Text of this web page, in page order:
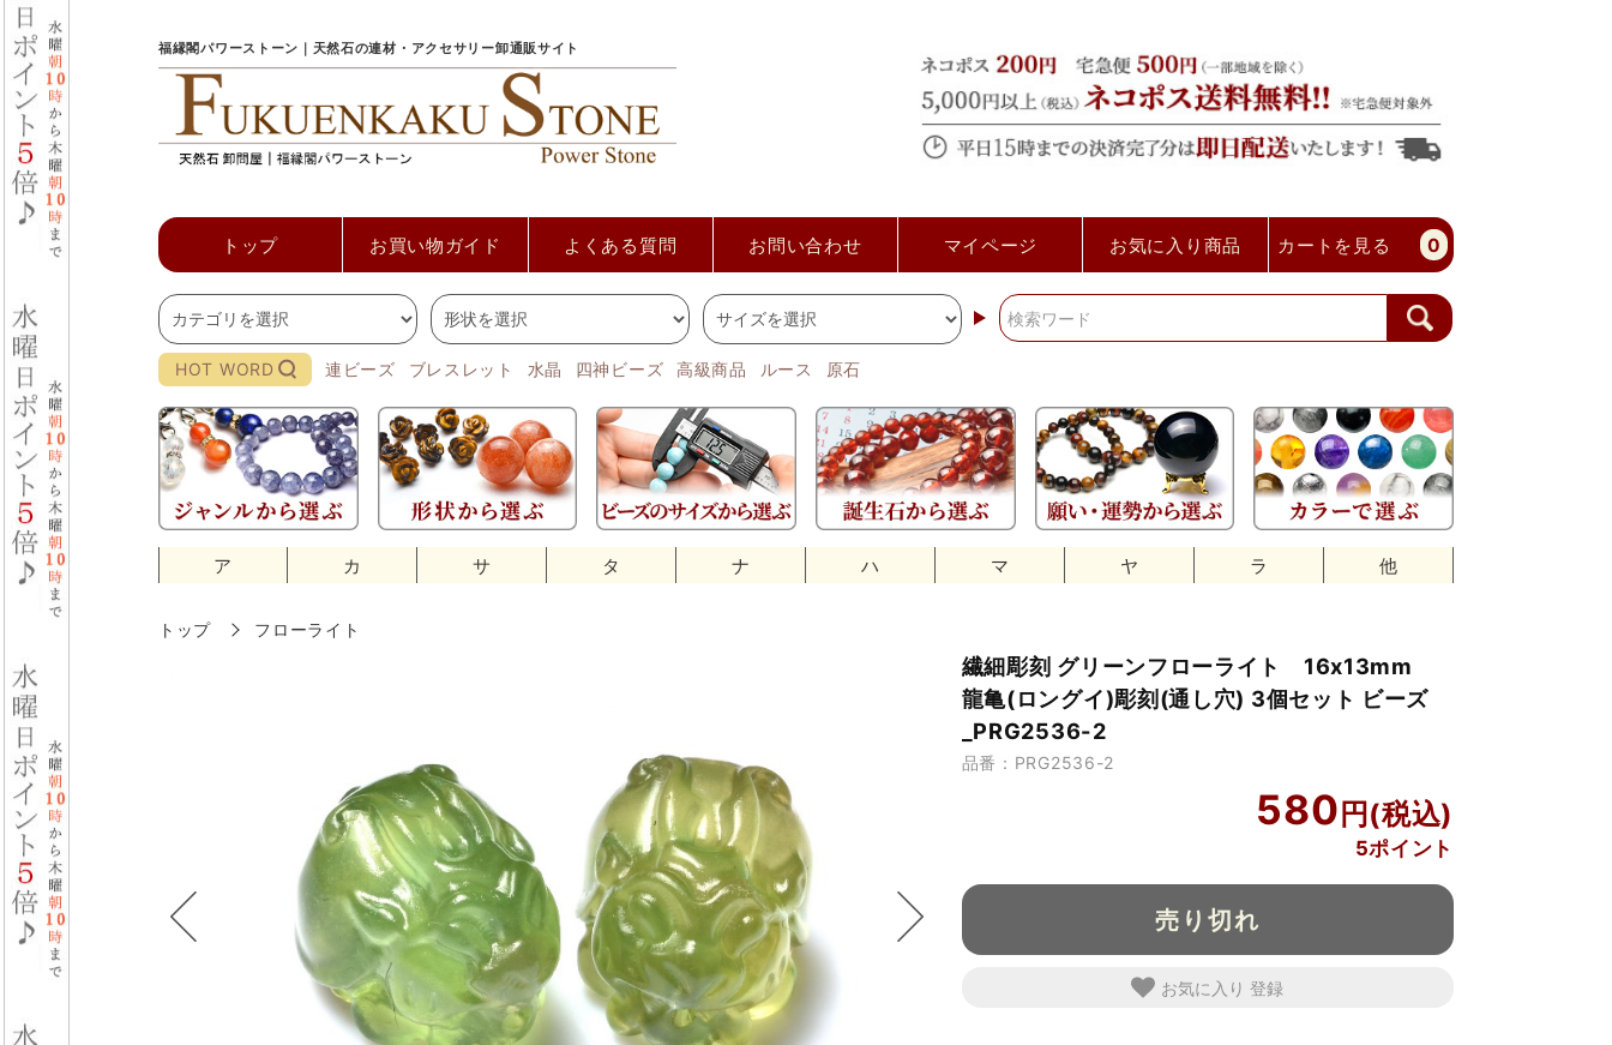
福縁閣パワーストーン｜天然石の連材・アクセサリー卸通販サイト
トップ お買い物ガイド よくある質問 お問い合わせ マイページ お気に入り商品 カートを見る 0
HOT WORD 連ビーズ ブレスレット 水晶 四神ビーズ 高級商品 ルース 原石
ア カ サ タ ナ ハ マ ヤ ラ 他
トップ フローライト
繊細彫刻 グリーンフローライト 16x13mm
龍亀(ロングイ)彫刻(通し穴) 3個セット ビーズ
_PRG2536-2
品番：PRG2536-2
580
5ポイント
売り切れ
お気に入り